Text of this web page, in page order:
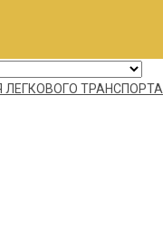
ТРАНСПОРТА